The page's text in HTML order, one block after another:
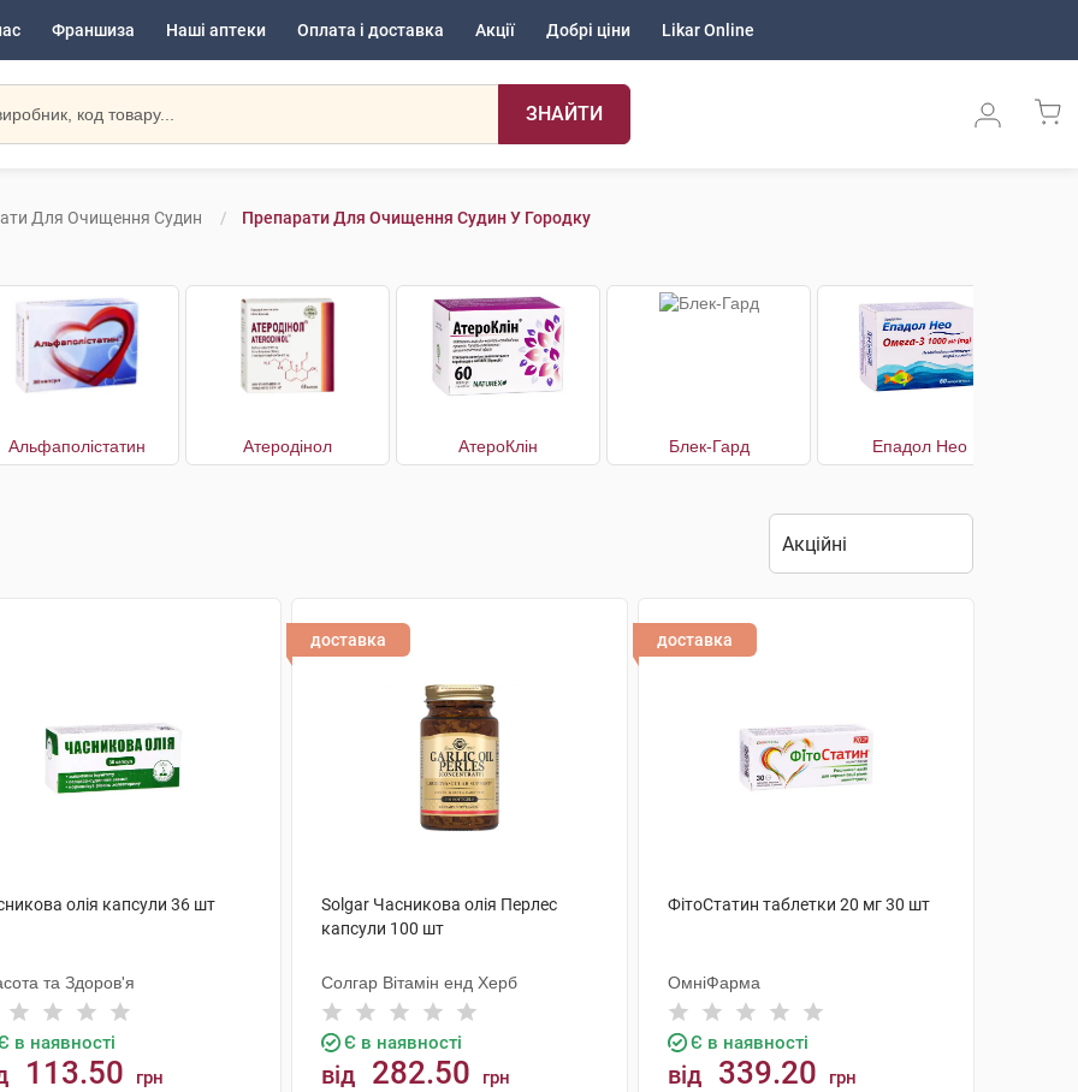
Франшиза Наші аптеки Оплата і доставка Акції Добрі ціни Likar Online
ЗНАЙТИ
Для Очищення Судин Препарати Для Очищення Судин У Городку
Альфаполістатин Атеродінол АтероКлін Блек-Гард Епадол Нео
олія капсули 36 шт
та Здоров'я
в наявності
113.50 грн
доставка
Solgar Часникова олія Перлес
капсули 100 шт
Солгар Вітамін енд Херб
Є в наявності
від 282.50 грн
доставка
ФітоСтатин таблетки 20 мг 30 шт
ОмніФарма
Є в наявності
від 339.20 грн